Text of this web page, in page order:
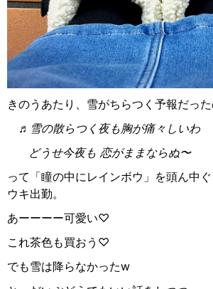
きのうあたり、雪がちらつく予報だった
♬雪の散らつく夜も胸が痛々しいわ
どうせ今夜も 恋がままならぬ〜
って「瞳の中にレインボウ」を頭ん中
ウキ出勤。
あーーーー可愛い♡
これ茶色も買おう♡
でも雪は降らなかったw